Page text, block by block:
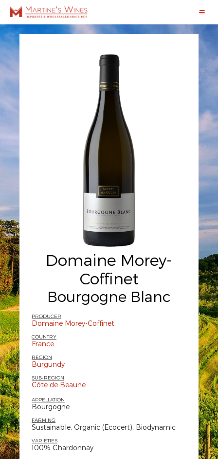
Domaine Morey-
Coffinet
Bourgogne Blanc
PRODUCER
Domaine Morey-Coffinet
COUNTRY
France
REGION
Burgundy
SUB-REGION
Côte de Beaune
APPELLATION
Bourgogne
FARMING
Sustainable, Organic (Ecocert), Biodynamic
VARIETIES
100% Chardonnay